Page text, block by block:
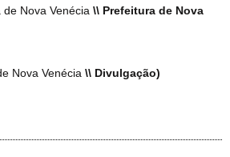
Nova Venécia \\ Prefeitura de Nova
Nova Venécia \\ Divulgação)